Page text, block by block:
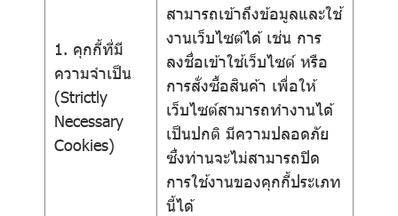
1. คุกกี้ที่มี
ความจำเป็น
(Strictly
Necessary
Cookies)
สามารถเข้าถึงข้อมูลและใช้
งานเว็บไซต์ได้ เช่น การ
ลงชื่อเข้าใช้เว็บไซต์ หรือ
การสั่งซื้อสินค้า เพื่อให้
เว็บไซต์สามารถทำงานได้
เป็นปกติ มีความปลอดภัย
ซึ่งท่านจะไม่สามารถปิด
การใช้งานของคุกกี้ประเภท
นี้ได้